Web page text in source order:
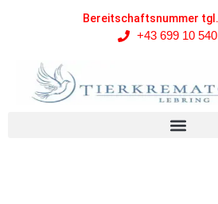
Bereitschaftsnummer
+43 699 10